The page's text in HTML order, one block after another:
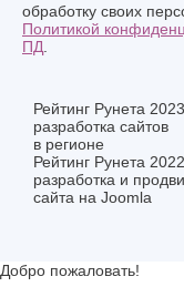
обработку своих
Политикой
ПД
Рейтинг Рунета 2023
разработка сайтов
в регионе
Рейтинг Рунета 2022
разработка и
сайта на Joomla
Добро пожаловать!